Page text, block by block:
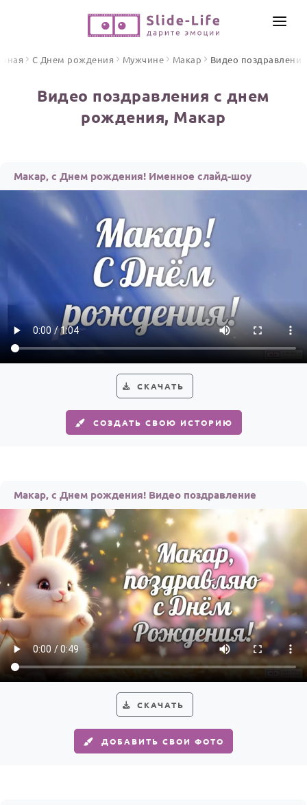
ПО ФОРМАТУ
Открытки
Стихи и тексты
ПРАЗДНИКИ
С Днем рождения
Свадьба
Выпускной HOT
Календарь праздников
Женщине
Мужчине
Детям
Все родственники
ПЕРСОНАЛЬНЫЕ
Пожелания
По именам
По годам
ИНСТРУМЕНТЫ
ОТЗЫВЫ
С Днем рождения Мужчине Макар Видео поздравления
Видео поздравления с днем
рождения, Макар
Макар, с Днем рождения! Именное слайд-шоу
СКАЧАТЬ
СОЗДАТЬ СВОЮ ИСТОРИЮ
Макар, с Днем рождения! Видео поздравление
СКАЧАТЬ
ДОБАВИТЬ СВОИ ФОТО